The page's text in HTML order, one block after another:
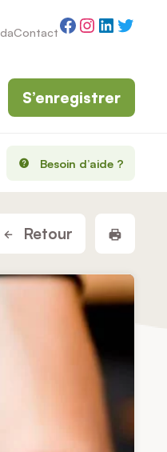
ContactFacebook
Instagram
Besoin d’aide ?
S’enregistrer
Retour